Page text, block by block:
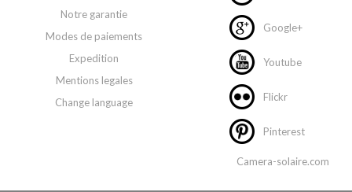
Notre garantie
Modes de paiements
Expedition
Mentions legales
Change language
Google+
Youtube
Flickr
Pinterest
Camera-solaire.com